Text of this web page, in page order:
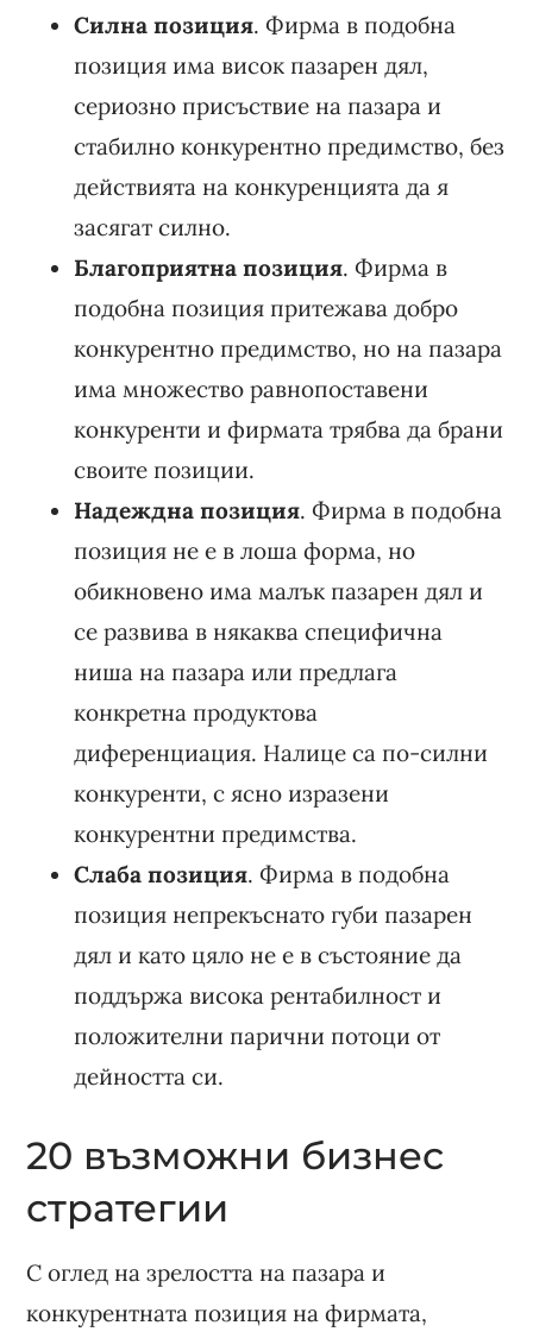
Силна позиция. Фирма в подобна
позиция има висок пазарен дял,
сериозно присъствие на пазара и
стабилно конкурентно предимство, без
действията на конкуренцията да я
засягат силно.
Благоприятна позиция. Фирма в
подобна позиция притежава добро
конкурентно предимство, но на пазара
има множество равнопоставени
конкуренти и фирмата трябва да брани
своите позиции.
Надеждна позиция. Фирма в подобна
позиция не е в лоша форма, но
обикновено има малък пазарен дял и
се развива в някаква специфична
ниша на пазара или предлага
конкретна продуктова
диференциация. Налице са по-силни
конкуренти, с ясно изразени
конкурентни предимства.
Слаба позиция. Фирма в подобна
позиция непрекъснато губи пазарен
дял и като цяло не е в състояние да
поддържа висока рентабилност и
положителни парични потоци от
дейността си.
20 възможни бизнес
стратегии
С оглед на зрелостта на пазара и
конкурентната позиция на фирмата,